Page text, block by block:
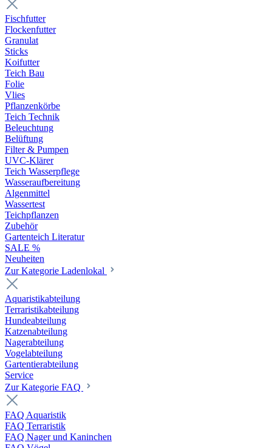
Fischfutter
Flockenfutter
Granulat
Sticks
Koifutter
Teich Bau
Folie
Vlies
Pflanzenkörbe
Teich Technik
Beleuchtung
Belüftung
Filter & Pumpen
UVC-Klärer
Teich Wasserpflege
Wasseraufbereitung
Algenmittel
Wassertest
Teichpflanzen
Zubehör
Gartenteich Literatur
SALE %
Neuheiten
Zur Kategorie Ladenlokal
Aquaristikabteilung
Terraristikabteilung
Hundeabteilung
Katzenabteilung
Nagerabteilung
Vogelabteilung
Gartentierabteilung
Service
Zur Kategorie FAQ
FAQ Aquaristik
FAQ Terraristik
FAQ Nager und Kaninchen